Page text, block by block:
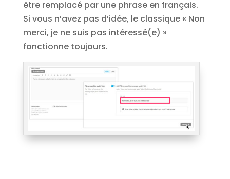
être remplacé par une phrase en français.
Si vous n’avez pas d’idée, le classique « Non
merci, je ne suis pas intéressé(e) »
fonctionne toujours.